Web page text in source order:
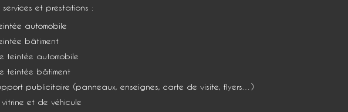
et prestations :
automobile
bâtiment
teintée automobile
teintée bâtiment
publicitaire (panneaux, enseignes, carte de visite, flyers…)
et de véhicule